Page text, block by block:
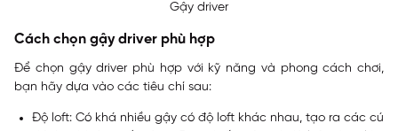
Gậy driver
Cách chọn gậy driver phù hợp
Để chọn gậy driver phù hợp với kỹ năng và phong cách chơi,
bạn hãy dựa vào các tiêu chí sau:
Độ loft: Có khá nhiều gậy có độ loft khác nhau, tạo ra các cú